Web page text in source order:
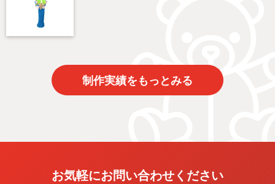
制作実績をもっとみる
お気軽にお問い合わせください